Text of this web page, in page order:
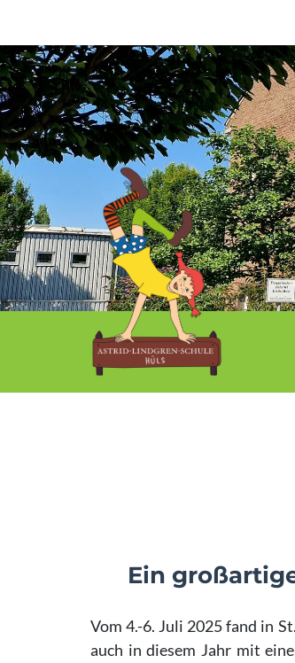
Ein
Vom 4.-6. Juli 2025 fand in
auch in diesem Jahr mit